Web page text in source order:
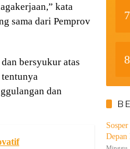
kata
sama dari Pemprov
bersyukur atas
dan
7
8
Depan